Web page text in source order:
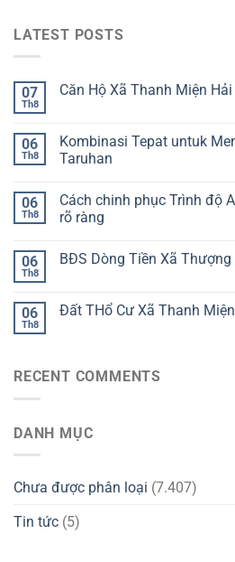
LATEST POSTS
07
Th8
Căn Hộ Xã Thanh Miện
06
Th8
Kombinasi Tepat untuk
Taruhan
06
Th8
Cách chinh phục Trình độ
rõ ràng
06
Th8
BĐS Dòng Tiền Xã
06
Th8
Đất THổ Cư Xã Thanh
RECENT COMMENTS
DANH MỤC
Chưa được phân loại (7.407)
Tin tức (5)